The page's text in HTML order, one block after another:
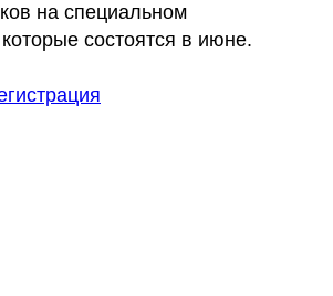
на специальном
состоятся в июне.